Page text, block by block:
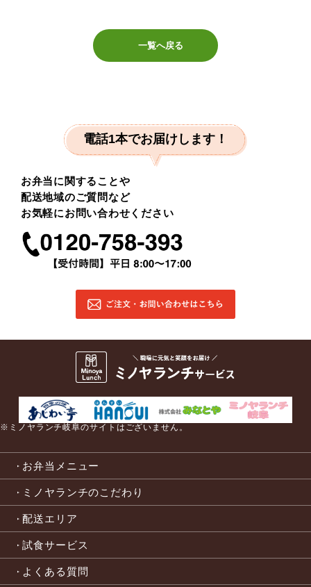
一覧へ戻る
電話1本でお届けします！
お弁当に関することや
配送地域のご質問など
お気軽にお問い合わせください
※ミノヤランチ岐阜のサイトはございません。
お弁当メニュー
ミノヤランチのこだわり
配送エリア
試食サービス
よくある質問